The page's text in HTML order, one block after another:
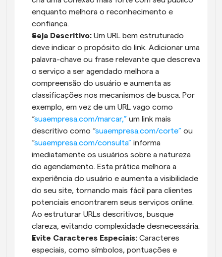
enquanto melhora o reconhecimento e
confiança.
Seja Descritivo: Um URL bem estruturado
deve indicar o propósito do link. Adicionar uma
palavra-chave ou frase relevante que descreva
o serviço a ser agendado melhora a
compreensão do usuário e aumenta as
classificações nos mecanismos de busca. Por
exemplo, em vez de um URL vago como
“suaempresa.com/marcar,” um link mais
descritivo como “suaempresa.com/corte” ou
“suaempresa.com/consulta” informa
imediatamente os usuários sobre a natureza
do agendamento. Esta prática melhora a
experiência do usuário e aumenta a visibilidade
do seu site, tornando mais fácil para clientes
potenciais encontrarem seus serviços online.
Ao estruturar URLs descritivos, busque
clareza, evitando complexidade desnecessária.
Evite Caracteres Especiais: Caracteres
especiais, como símbolos, pontuações e